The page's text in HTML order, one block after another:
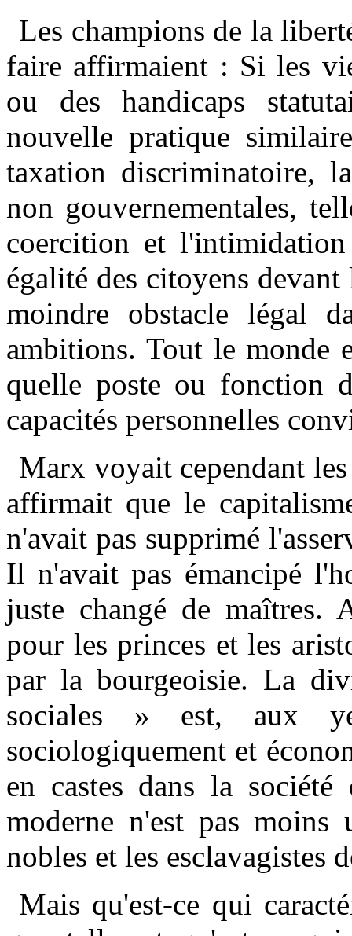
Les champions de la
faire affirmaient : Si les
ou des handicaps
nouvelle pratique
taxation discriminatoire,
non gouvernementales,
coercition et
égalité des citoyens
moindre obstacle légal
ambitions. Tout le monde
quelle poste ou fonction
capacités personnelles
Marx voyait cependant
affirmait que le
n'avait pas supprimé
Il n'avait pas émancipé
juste changé de
pour les princes et les
par la bourgeoisie. La
sociales » est, aux
sociologiquement et
en castes dans la
moderne n'est pas moins
nobles et les esclavagistes
Mais qu'est-ce qui